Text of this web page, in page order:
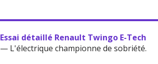
Essai détaillé Renault Twingo E-Tech
— L'électrique championne de sobriété.